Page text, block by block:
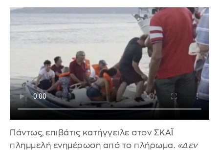
Πάντως, επιβάτις κατήγγειλε στον ΣΚΑΪ
πλημμελή ενημέρωση από το πλήρωμα. «Δεν